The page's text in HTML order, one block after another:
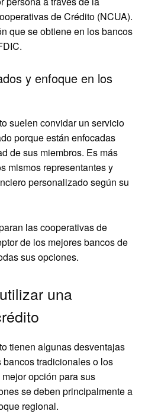
de Crédito (NCUA).
que se obtiene en los bancos
y enfoque en los
suelen convidar un servicio
porque están enfocadas
de sus miembros. Es más
mismos representantes y
personalizado según su
las cooperativas de
de los mejores bancos de
sus opciones.
una
tienen algunas desventajas
tradicionales o los
opción para sus
se deben principalmente a
regional.